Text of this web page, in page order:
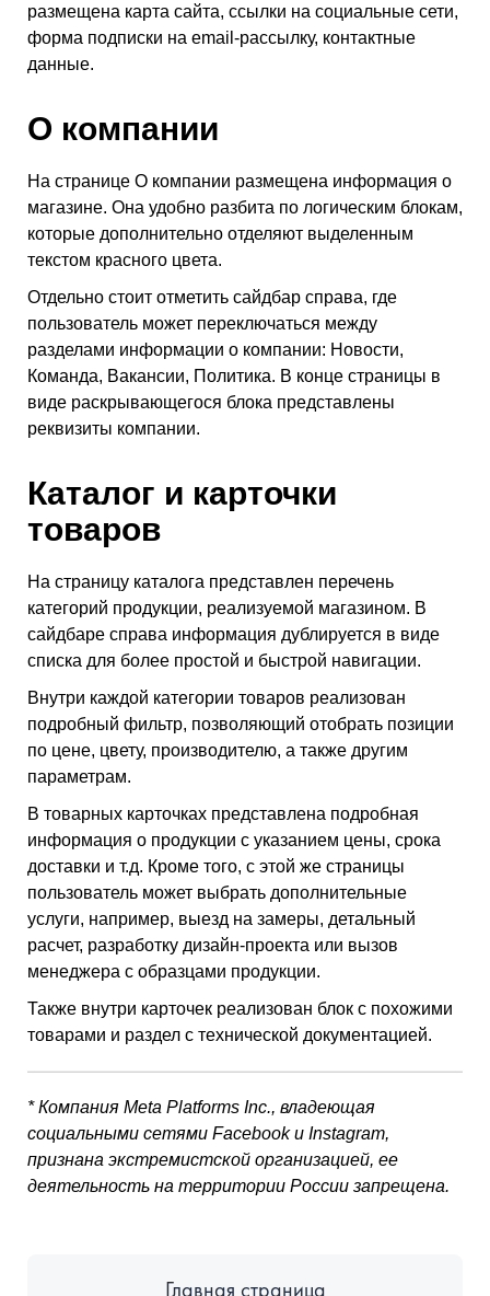
размещена карта сайта, ссылки на социальные сети,
форма подписки на email-рассылку, контактные
данные.
О компании
На странице О компании размещена информация о
магазине. Она удобно разбита по логическим блокам,
которые дополнительно отделяют выделенным
текстом красного цвета.
Отдельно стоит отметить сайдбар справа, где
пользователь может переключаться между
разделами информации о компании: Новости,
Команда, Вакансии, Политика. В конце страницы в
виде раскрывающегося блока представлены
реквизиты компании.
Каталог и карточки
товаров
На страницу каталога представлен перечень
категорий продукции, реализуемой магазином. В
сайдбаре справа информация дублируется в виде
списка для более простой и быстрой навигации.
Внутри каждой категории товаров реализован
подробный фильтр, позволяющий отобрать позиции
по цене, цвету, производителю, а также другим
параметрам.
В товарных карточках представлена подробная
информация о продукции с указанием цены, срока
доставки и т.д. Кроме того, с этой же страницы
пользователь может выбрать дополнительные
услуги, например, выезд на замеры, детальный
расчет, разработку дизайн-проекта или вызов
менеджера с образцами продукции.
Также внутри карточек реализован блок с похожими
товарами и раздел с технической документацией.
* Компания Meta Platforms Inc., владеющая
социальными сетями Facebook и Instagram,
признана экстремистской организацией, ее
деятельность на территории России запрещена.
Главная страница